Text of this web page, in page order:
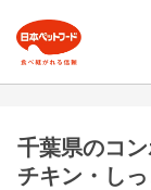
千葉県のコ
チキン・し